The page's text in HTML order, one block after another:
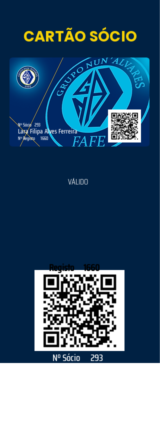
CARTÃO SÓCIO
293
Nº Sócio
Lara Filipa Alves Ferreira
1660
Nº Registo
VÁLIDO
293
Nº Sócio
Registo 1660